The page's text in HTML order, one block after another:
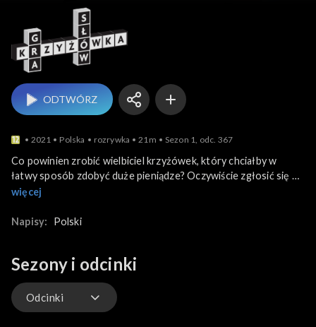
ODTWÓRZ
2021 Polska rozrywka 21m Sezon 1, odc. 367
Co powinien zrobić wielbiciel krzyżówek, który chciałby w
łatwy sposób zdobyć duże pieniądze? Oczywiście zgłosić się do
naszego programu! O główną nagrodę będą tym razem
transportu, która w wolnych chwilach uprawia aqua aerobik;
zawodu producentka części samochodowych; Paweł z Żor –
górnik i świeżo upieczony tata. Który z uczestników okaże się
najlepszym szaradzistą?
więcej
Napisy: Polski
Sezony i odcinki
Odcinki